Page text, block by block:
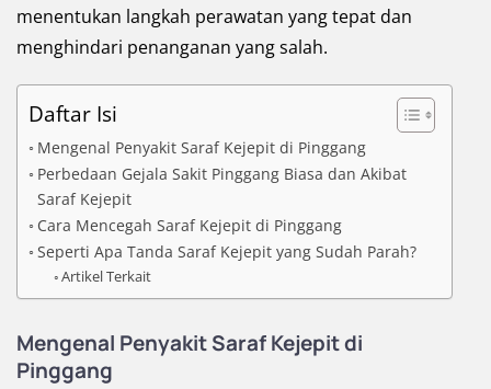
menentukan langkah perawatan yang tepat dan
menghindari penanganan yang salah.
Daftar Isi
Mengenal Penyakit Saraf Kejepit di Pinggang
Perbedaan Gejala Sakit Pinggang Biasa dan Akibat
Saraf Kejepit
Cara Mencegah Saraf Kejepit di Pinggang
Seperti Apa Tanda Saraf Kejepit yang Sudah Parah?
Artikel Terkait
Mengenal Penyakit Saraf Kejepit di
Pinggang